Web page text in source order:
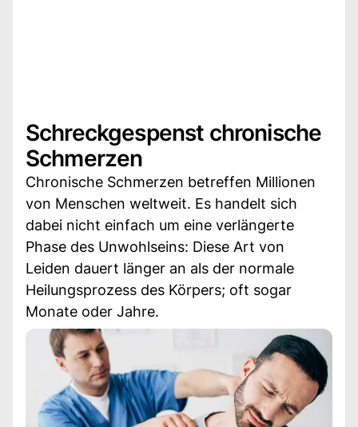
Schreckgespenst chronische
Schmerzen
Chronische Schmerzen betreffen Millionen
von Menschen weltweit. Es handelt sich
dabei nicht einfach um eine verlängerte
Phase des Unwohlseins: Diese Art von
Leiden dauert länger an als der normale
Heilungsprozess des Körpers; oft sogar
Monate oder Jahre.